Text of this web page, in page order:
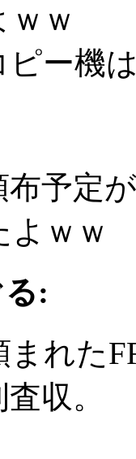
ｗ
ピー機
布予定
よｗｗ
:
れた
収。